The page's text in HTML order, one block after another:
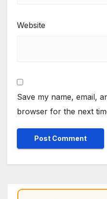
Website
Save my name, email,
browser for the next